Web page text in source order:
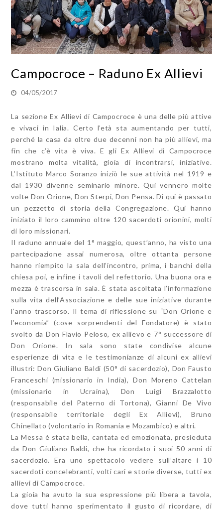
Campocroce – Raduno Ex Allievi
04/05/2017
La sezione Ex Allievi di Campocroce è una delle più attive
e vivaci in Ialia. Certo l’età sta aumentando per tutti,
perché la casa da oltre due decenni non ha più allievi, ma
fin che c’è vita è viva. E gli Ex Allievi di Campocroce
mostrano molta vitalità, gioia di incontrarsi, iniziative.
L’Istituto Marco Soranzo iniziò le sue attività nel 1919 e
dal 1930 divenne seminario minore. Qui vennero molte
volte Don Orione, Don Sterpi, Don Pensa. Di qui è passato
un pezzetto di storia della Congregazione. Qui hanno
iniziato il loro cammino oltre 120 sacerdoti orionini, molti
di loro missionari.
Il raduno annuale del 1° maggio, quest’anno, ha visto una
partecipazione assai numerosa, oltre ottanta persone
hanno riempito la sala dell’incontro, prima, i banchi della
chiesa poi, e infine i tavoli del refettorio. Una buona ora e
mezza è trascorsa in sala. È stata ascoltata l’informazione
sulla vita dell’Associazione e delle sue iniziative durante
l’anno trascorso. Il tema di riflessione su “Don Orione e
l’economia” (cose sorprendenti del Fondatore) è stato
svolto da Don Flavio Peloso, ex allievo e 7° successore di
Don Orione. In sala sono state condivise alcune
esperienze di vita e le testimonianze di alcuni ex allievi
illustri: Don Giuliano Baldi (50° di sacerdozio), Don Fausto
Franceschi (missionario in India), Don Moreno Cattelan
(missionario in Ucraina), Don Luigi Brazzalotto
(responsabile del Paterno di Tortona), Gianni De Vivo
(responsabile territoriale degli Ex Allievi), Bruno
Chinellato (volontario in Romania e Mozambico) e altri.
La Messa è stata bella, cantata ed emozionata, presieduta
da Don Giuliano Baldi, che ha ricordato i suoi 50 anni di
sacerdozio. Era uno spettacolo vedere sull’altare i 10
sacerdoti concelebranti, volti cari e storie diverse, tutti ex
allievi di Campocroce.
La gioia ha avuto la sua espressione più libera a tavola,
dove tutti hanno sperimentato il gusto di ricordare, di